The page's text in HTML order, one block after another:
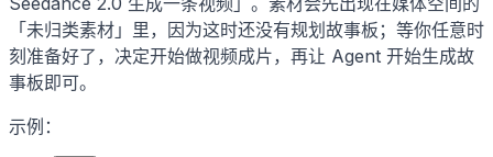
「未归类素材」里，因为这时还没有规划故事板；等你任意时
刻准备好了，决定开始做视频成片，再让 Agent 开始生成故
事板即可。
示例：